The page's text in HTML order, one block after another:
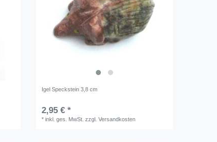
Igel Speckstein 3,8 cm
2,95 € *
*inkl. ges. MwSt. zzgl.Versandkosten